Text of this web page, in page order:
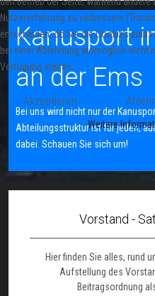
Kanusport
an der Ems
Bei uns wird nicht nur der
Abteilungsstruktur ist für jeden,
dabei. Schauen Sie sich um!
Vorstand -
Hier finden Sie alles, rund
Aufstellung des
Beitragsordnung
Nutzererfahrung zu verbessern
entscheiden, ob Sie die Cookies
bei einer Ablehnung womöglich nicht
Verfügung stehen.
Akzeptieren
Weitere